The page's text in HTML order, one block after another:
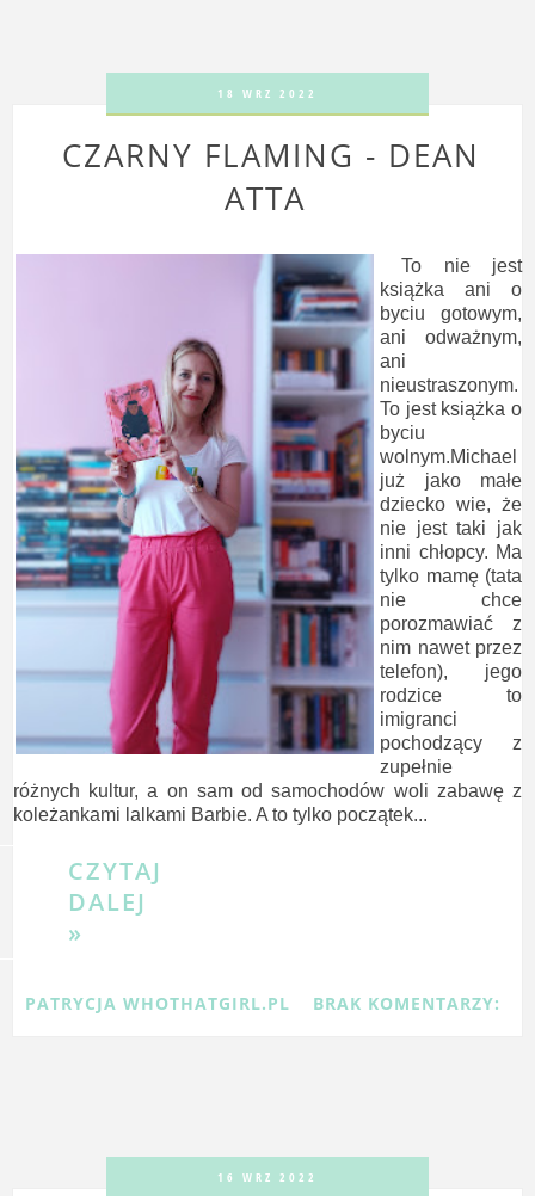
18 WRZ 2022
CZARNY FLAMING - DEAN
ATTA
To nie jest
książka ani o
byciu gotowym,
ani odważnym,
ani
nieustraszonym.
To jest książka o
byciu
wolnym.Michael
już jako małe
dziecko wie, że
nie jest taki jak
inni chłopcy. Ma
tylko mamę (tata
nie chce
porozmawiać z
nim nawet przez
telefon), jego
rodzice to
imigranci
pochodzący z
zupełnie
różnych kultur, a on sam od samochodów woli zabawę z
koleżankami lalkami Barbie. A to tylko początek...
CZYTAJ
DALEJ
»
PATRYCJA WHOTHATGIRL.PL BRAK KOMENTARZY:
16 WRZ 2022